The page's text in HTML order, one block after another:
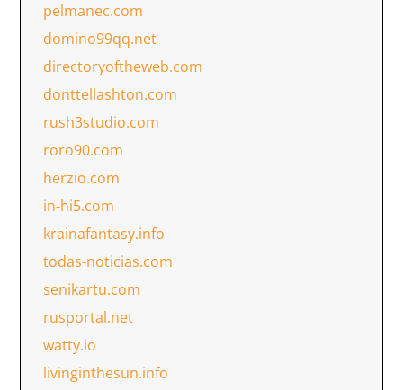
pelmanec.com
domino99qq.net
directoryoftheweb.com
donttellashton.com
rush3studio.com
roro90.com
herzio.com
in-hi5.com
krainafantasy.info
todas-noticias.com
senikartu.com
rusportal.net
watty.io
livinginthesun.info